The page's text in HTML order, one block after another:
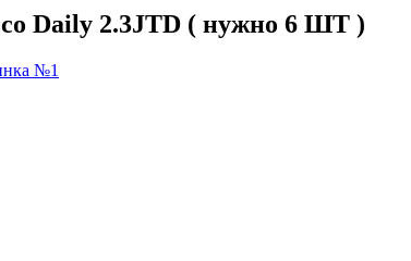
Daily 2.3JTD ( нужно 6 ШТ )